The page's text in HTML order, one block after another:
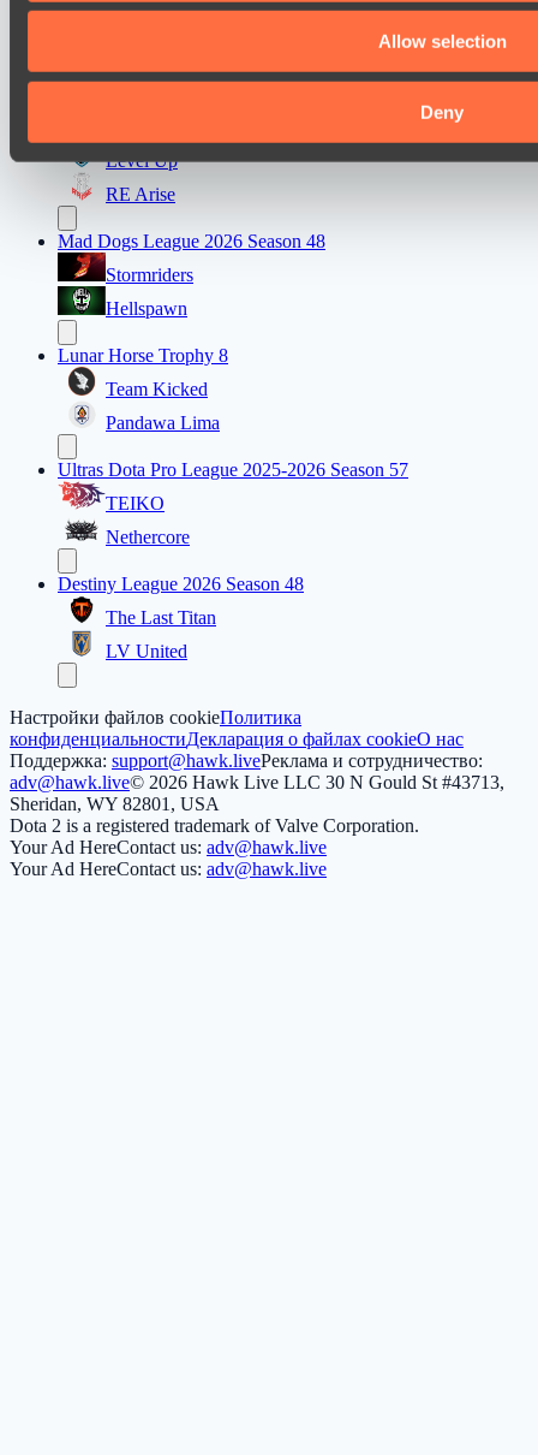
Allow selection
Deny
Destiny League 2026 Season 48
Dark Rebellion
Level Up
RE Arise
Mad Dogs League 2026 Season 48
Stormriders
Hellspawn
Lunar Horse Trophy 8
Team Kicked
Pandawa Lima
Ultras Dota Pro League 2025-2026 Season 57
TEIKO
Nethercore
Destiny League 2026 Season 48
The Last Titan
LV United
Настройки файлов cookieПолитика
конфиденциальностиДекларация о файлах cookieО нас
Поддержка: support@hawk.liveРеклама и сотрудничество:
adv@hawk.live© 2026 Hawk Live LLC 30 N Gould St #43713,
Sheridan, WY 82801, USA
Dota 2 is a registered trademark of Valve Corporation.
Your Ad HereContact us: adv@hawk.live
Your Ad HereContact us: adv@hawk.live